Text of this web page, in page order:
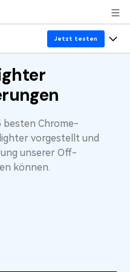
Jetzt testen
besten Chrome-
vorgestellt und
unserer Off-
können.